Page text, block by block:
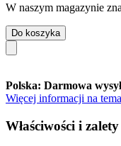
W naszym magazynie
Do koszyka
Polska: Darmowa
Więcej informacji na
Właściwości i zalety